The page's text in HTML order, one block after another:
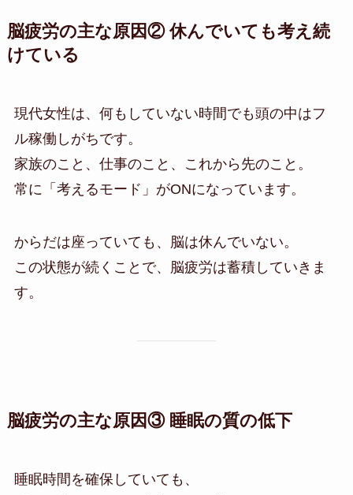
脳疲労の主な原因② 休んでいても考え続
けている
現代女性は、何もしていない時間でも頭の中はフ
ル稼働しがちです。
家族のこと、仕事のこと、これから先のこと。
常に「考えるモード」がONになっています。
からだは座っていても、脳は休んでいない。
この状態が続くことで、脳疲労は蓄積していきま
す。
脳疲労の主な原因③ 睡眠の質の低下
睡眠時間を確保していても、